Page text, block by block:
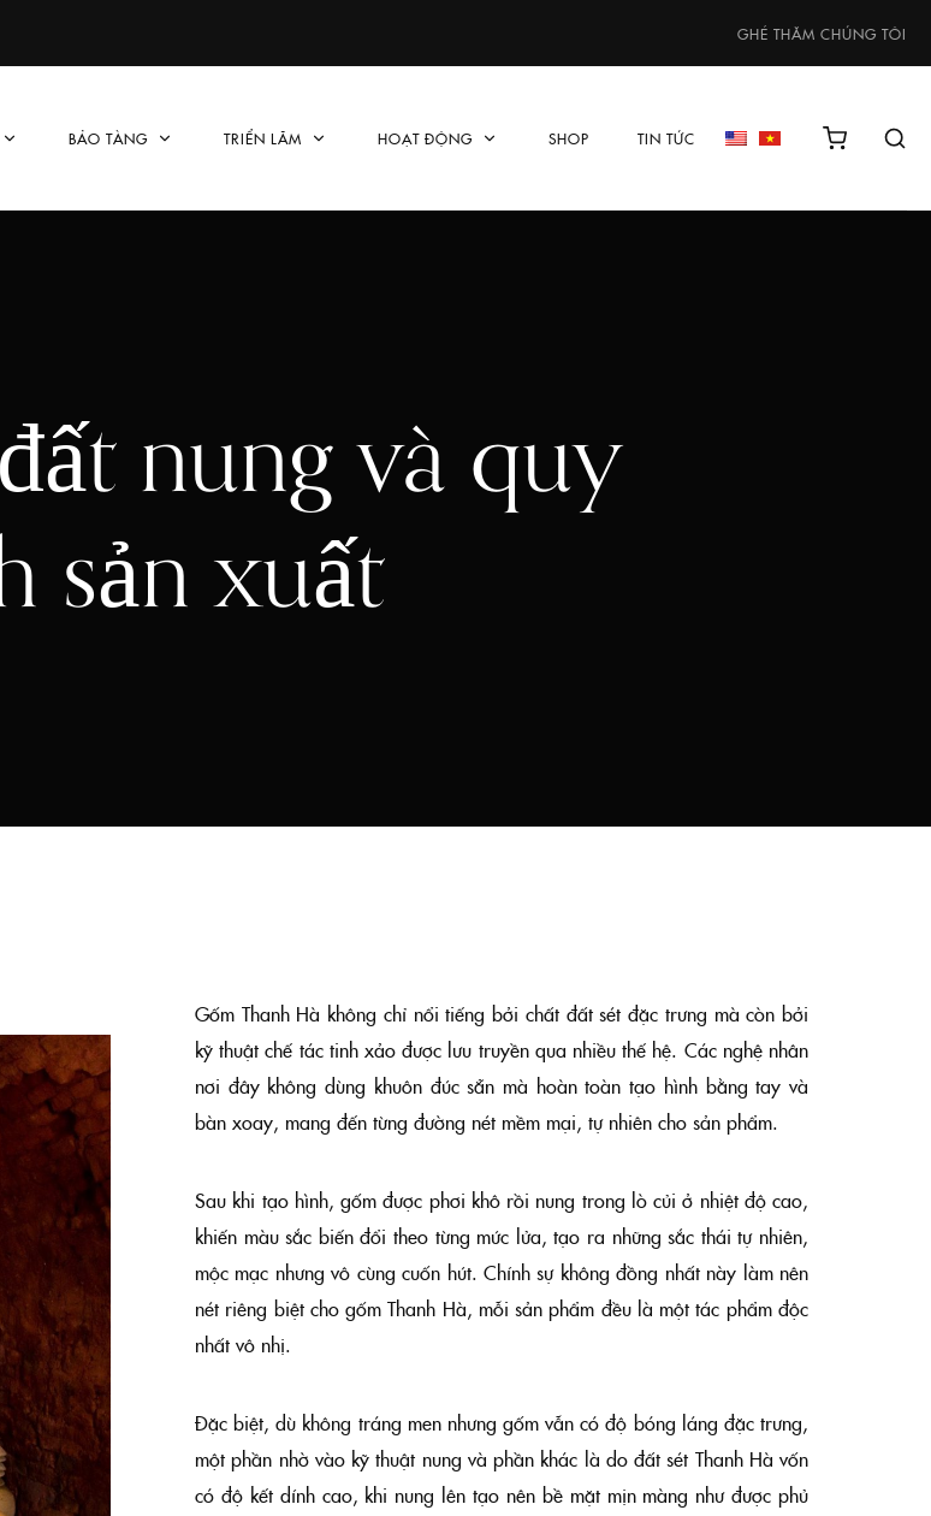
GHÉ THĂM CHÚNG TÔI
BẢO TÀNG TRIỂN LÃM HOẠT ĐỘNG SHOP TIN TỨC
nung và quy
sản xuất
Gốm Thanh Hà không chỉ nổi tiếng bởi chất đất sét đặc trưng mà còn bởi
kỹ thuật chế tác tinh xảo được lưu truyền qua nhiều thế hệ. Các nghệ nhân
nơi đây không dùng khuôn đúc sẵn mà hoàn toàn tạo hình bằng tay và
bàn xoay, mang đến từng đường nét mềm mại, tự nhiên cho sản phẩm.
Sau khi tạo hình, gốm được phơi khô rồi nung trong lò củi ở nhiệt độ cao,
khiến màu sắc biến đổi theo từng mức lửa, tạo ra những sắc thái tự nhiên,
mộc mạc nhưng vô cùng cuốn hút. Chính sự không đồng nhất này làm nên
nét riêng biệt cho gốm Thanh Hà, mỗi sản phẩm đều là một tác phẩm độc
nhất vô nhị.
Đặc biệt, dù không tráng men nhưng gốm vẫn có độ bóng láng đặc trưng,
một phần nhờ vào kỹ thuật nung và phần khác là do đất sét Thanh Hà vốn
có độ kết dính cao, khi nung lên tạo nên bề mặt mịn màng như được phủ